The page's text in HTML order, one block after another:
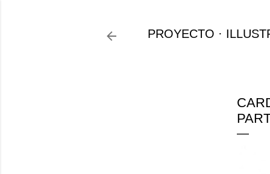
PROYECTO